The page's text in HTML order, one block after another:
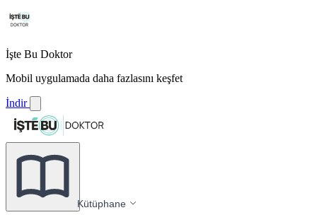
İşte Bu Doktor
Mobil uygulamada daha fazlasını keşfet
İndir
Kütüphane